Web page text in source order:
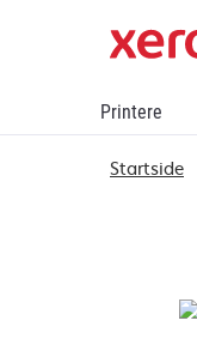
Printere
Startside